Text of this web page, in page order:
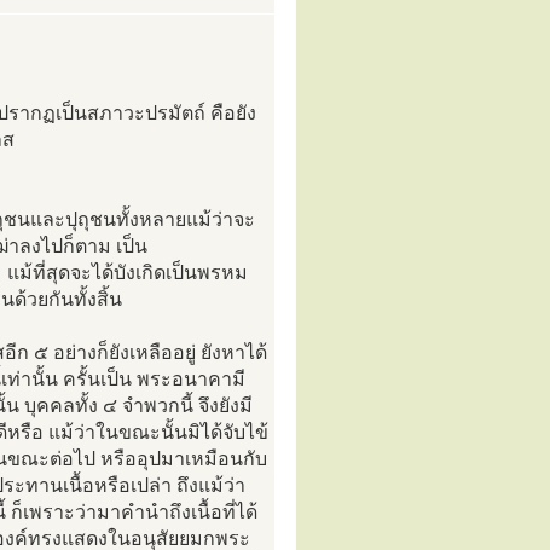
ากฏเป็นสภาวะปรมัตถ์ คือยัง
ชนและปุถุชนทั้งหลายแม้ว่าจะ
าลงไปก็ตาม เป็น
ม้ที่สุดจะได้บังเกิดเป็นพรหม
ด้วยกันทั้งสิ้น
ก ๕ อย่างก็ยังเหลืออยู่ ยังหาได้
านั้น ครั้นเป็น พระอนาคามี
บุคคลทั้ง ๔ จำพวกนี้ จึงยังมี
หรือ แม้ว่าในขณะนั้นมิได้จับไข้
ขณะต่อไป หรืออุปมาเหมือนกับ
ะทานเนื้อหรือเปล่า ถึงแม้ว่า
เพราะว่ามาคำนำถึงเนื้อที่ได้
ค์ทรงแสดงในอนุสัยยมกพระ